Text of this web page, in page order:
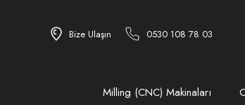
Bize Ulaşın 0530 108 78 03
Milling (CNC) Makinaları